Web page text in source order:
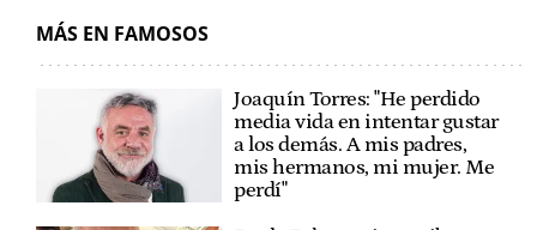
MÁS EN FAMOSOS
Joaquín Torres: "He perdido
media vida en intentar gustar
a los demás. A mis padres,
mis hermanos, mi mujer. Me
perdí"